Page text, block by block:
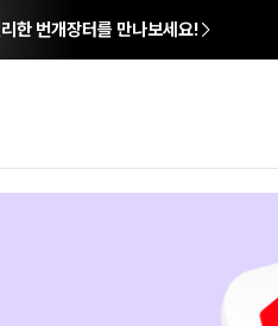
한 번개장터를 만나보세요!